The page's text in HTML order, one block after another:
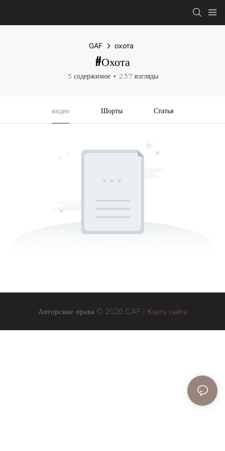
GAF охота
#охота
3 содержимое 237 взгляды
видео Шорты Статья
Авторские права © 2026 GAF | Карта сайта